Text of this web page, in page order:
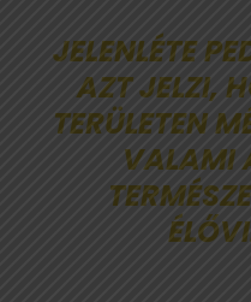
JELENLÉTE
AZT JELZI,
TERÜLETEN
VALAMI